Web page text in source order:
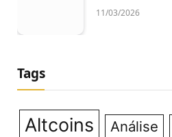
11/03/2026
Tags
Altcoins Análise